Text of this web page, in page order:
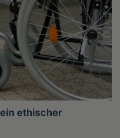
ethischer